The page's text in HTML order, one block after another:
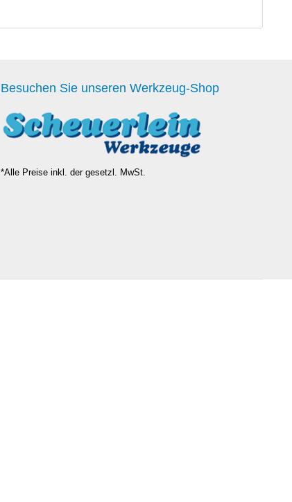
Besuchen Sie unseren Werkzeug-Shop
*Alle Preise inkl. der gesetzl. MwSt.